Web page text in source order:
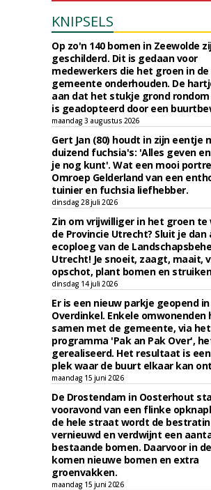
KNIPSELS
Op zo'n 140 bomen in Zeewolde
geschilderd. Dit is gedaan voor
medewerkers die het groen in de
gemeente onderhouden. De
aan dat het stukje grond
is geadopteerd door een
maandag 3 augustus 2026
Gert Jan (80) houdt in zijn eentje
duizend fuchsia's: 'Alles geven
je nog kunt'. Wat een mooi
Omroep Gelderland van een
tuinier en fuchsia liefhebber.
dinsdag 28 juli 2026
Zin om vrijwilliger in het groen te
de Provincie Utrecht? Sluit je dan
ecoploeg van de
Utrecht! Je snoeit, zaagt, maait,
opschot, plant bomen en
dinsdag 14 juli 2026
Er is een nieuw parkje geopend in
Overdinkel. Enkele omwonenden
samen met de gemeente, via het
programma 'Pak an Pak Over',
gerealiseerd. Het resultaat is
plek waar de buurt elkaar kan
maandag 15 juni 2026
De Drostendam in Oosterhout
vooravond van een flinke
de hele straat wordt de
vernieuwd en verdwijnt een
bestaande bomen. Daarvoor in
komen nieuwe bomen en extra
groenvakken.
maandag 15 juni 2026